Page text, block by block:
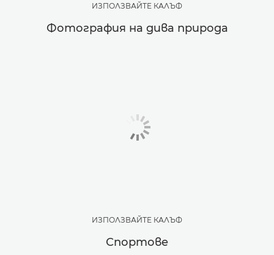
ИЗПОЛЗВАЙТЕ КАЛЪФ
Фотография на дива природа
ИЗПОЛЗВАЙТЕ КАЛЪФ
Спортове